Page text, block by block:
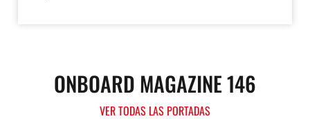
ONBOARD MAGAZINE 146
VER TODAS LAS PORTADAS